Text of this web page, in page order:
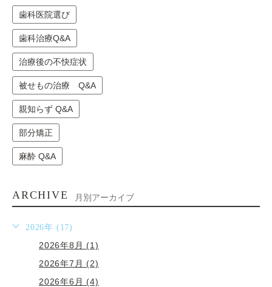
歯科医院選び
歯科治療Q&A
治療後の不快症状
被せもの治療 Q&A
親知らず Q&A
部分矯正
麻酔 Q&A
ARCHIVE 月別アーカイブ
2026年 (17)
2026年8月 (1)
2026年7月 (2)
2026年6月 (4)